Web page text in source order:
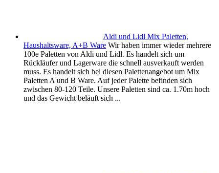
Aldi und Lidl Mix Paletten,
Haushaltsware, A+B Ware Wir haben immer wieder mehrere
100e Paletten von Aldi und Lidl. Es handelt sich um
Rückläufer und Lagerware die schnell ausverkauft werden
muss. Es handelt sich bei diesen Palettenangebot um Mix
Paletten A und B Ware. Auf jeder Palette befinden sich
zwischen 80-120 Teile. Unsere Paletten sind ca. 1.70m hoch
und das Gewicht beläuft sich ...